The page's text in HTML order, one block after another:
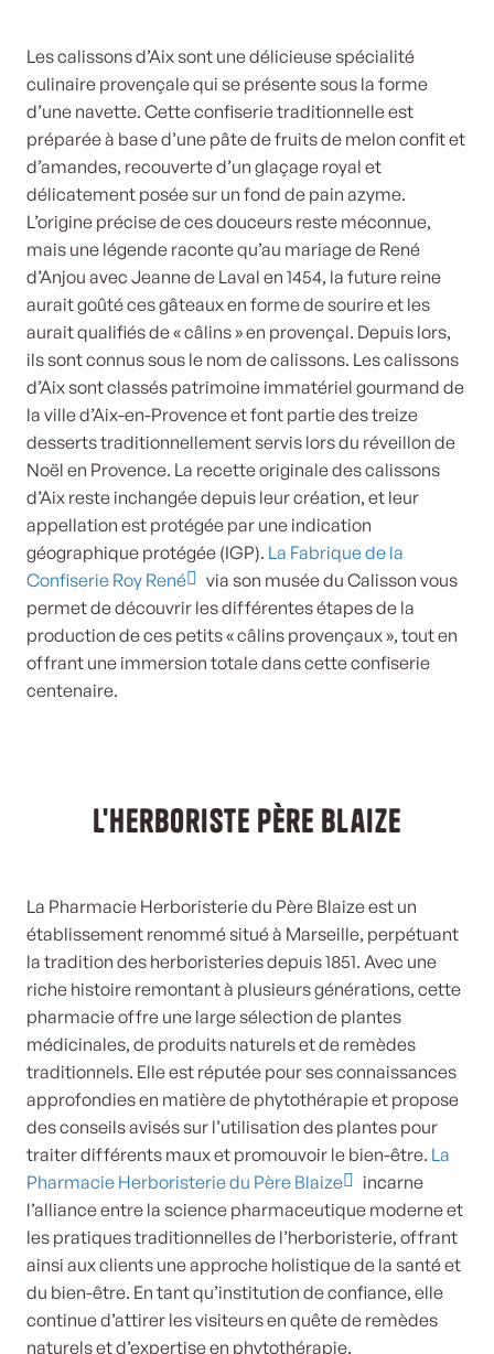
Les calissons d’Aix sont une délicieuse spécialité
culinaire provençale qui se présente sous la forme
d’une navette. Cette confiserie traditionnelle est
préparée à base d’une pâte de fruits de melon confit et
d’amandes, recouverte d’un glaçage royal et
délicatement posée sur un fond de pain azyme.
L’origine précise de ces douceurs reste méconnue,
mais une légende raconte qu’au mariage de René
d’Anjou avec Jeanne de Laval en 1454, la future reine
aurait goûté ces gâteaux en forme de sourire et les
aurait qualifiés de « câlins » en provençal. Depuis lors,
ils sont connus sous le nom de calissons. Les calissons
d’Aix sont classés patrimoine immatériel gourmand de
la ville d’Aix-en-Provence et font partie des treize
desserts traditionnellement servis lors du réveillon de
Noël en Provence. La recette originale des calissons
d’Aix reste inchangée depuis leur création, et leur
appellation est protégée par une indication
géographique protégée (IGP). La Fabrique de la
Confiserie Roy René
via son musée du Calisson vous
permet de découvrir les différentes étapes de la
production de ces petits « câlins provençaux », tout en
offrant une immersion totale dans cette confiserie
centenaire.
L'herboriste Père Blaize
La Pharmacie Herboristerie du Père Blaize est un
établissement renommé situé à Marseille, perpétuant
la tradition des herboristeries depuis 1851. Avec une
riche histoire remontant à plusieurs générations, cette
pharmacie offre une large sélection de plantes
médicinales, de produits naturels et de remèdes
traditionnels. Elle est réputée pour ses connaissances
approfondies en matière de phytothérapie et propose
des conseils avisés sur l’utilisation des plantes pour
traiter différents maux et promouvoir le bien-être. La
Pharmacie Herboristerie du Père Blaize
incarne
l’alliance entre la science pharmaceutique moderne et
les pratiques traditionnelles de l’herboristerie, offrant
ainsi aux clients une approche holistique de la santé et
du bien-être. En tant qu’institution de confiance, elle
continue d’attirer les visiteurs en quête de remèdes
naturels et d’expertise en phytothérapie.